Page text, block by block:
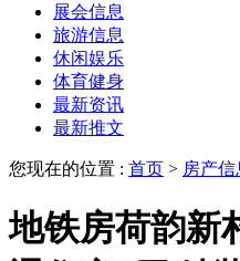
展会信息
旅游信息
休闲娱乐
体育健身
最新资讯
最新推文
您现在的位置 : 首页 > 房产信
地铁房荷韵新